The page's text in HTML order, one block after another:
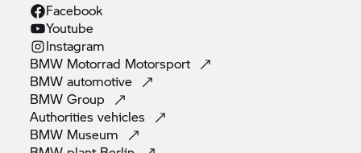
Facebook
Youtube
Instagram
BMW Motorrad Motorsport
BMWautomotive
BMWGroup
Authoritiesvehicles
BMW Museum